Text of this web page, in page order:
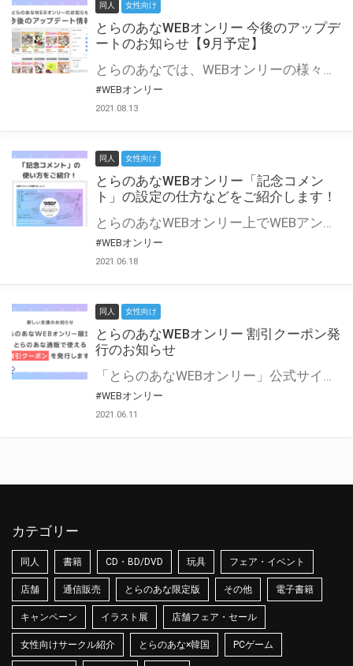
同人 女性向け
とらのあなWEBオンリー 今後のアップデ
ートのお知らせ【9月予定】
とらのあなでは、WEBオンリーの様々な支援を実施しています。 今回は2021年9月に実装を予定しているアップデート情報についてご紹介いたします。 とらのあなWEBオンリーサイトはこちら
#WEBオンリー
2021.08.13
同人 女性向け
とらのあなWEBオンリー「記念コメン
ト」の設定の仕方などをご紹介します！
とらのあなWEBオンリー上でWEBアンソロジーが作成できる「記念コメント」について、その使い方や作成手順を解説します！ 支援タイプを「サークル参加型」「サークル参加型・マルシェ(イベント会場)機能付き」でお申し込みいただいている主催者様はぜひご活用ください♪ とらのあなWEBオンリーサイトはこちら
#WEBオンリー
2021.06.18
同人 女性向け
とらのあなWEBオンリー 割引クーポン発
行のお知らせ
「とらのあなWEBオンリー」公式サイトでとらのあな通販の「割引クーポン」を配布中！ イベントごとに開催当日限定で使える割引クーポンのシリアルコードを発行します。 とらのあなWEBオンリーのページをチェックして、イベント当日にお得にお買い物を楽しみましょう♪ ※本キャンペーンは予告なく終了する場合がございます。 とらのあなWEBオンリーサイトはこちら
#WEBオンリー
2021.06.11
カテゴリー
同人 書籍 CD・BD/DVD 玩具 フェア・イベント
店舗 通信販売 とらのあな限定版 その他 電子書籍
キャンペーン イラスト展 店舗フェア・セール
女性向けサークル紹介 とらのあな×韓国 PCゲーム